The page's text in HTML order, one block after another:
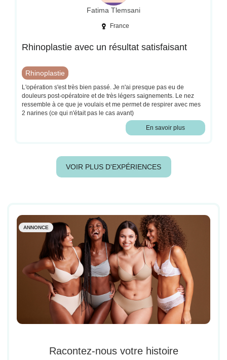
Fatima Tlemsani
France
Rhinoplastie avec un résultat satisfaisant
Rhinoplastie
L'opération s'est très bien passé. Je n'ai presque pas eu de
douleurs post-opératoire et de très légers saignements. Le nez
ressemble à ce que je voulais et me permet de respirer avec mes
2 narines (ce qui n'était pas le cas avant)
En savoir plus
VOIR PLUS D'EXPÉRIENCES
ANNONCE
Racontez-nous votre histoire